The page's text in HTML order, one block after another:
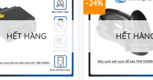
HẾT HÀNG
-24%
HẾT